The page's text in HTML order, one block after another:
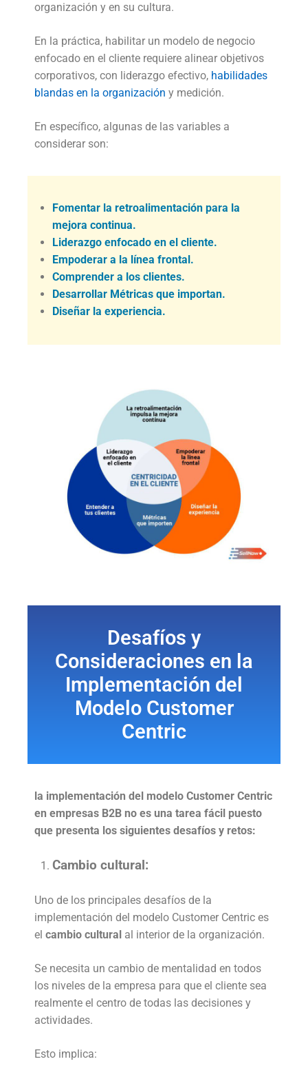
organización y en su cultura.
En la práctica, habilitar un modelo de negocio
enfocado en el cliente requiere alinear objetivos
corporativos, con liderazgo efectivo, habilidades
blandas en la organización y medición.
En específico, algunas de las variables a
considerar son:
Fomentar la retroalimentación para la
mejora continua.
Liderazgo enfocado en el cliente.
Empoderar a la línea frontal.
Comprender a los clientes.
Desarrollar Métricas que importan.
Diseñar la experiencia.
Desafíos y
Consideraciones en la
Implementación del
Modelo Customer
Centric
la implementación del modelo Customer Centric
en empresas B2B no es una tarea fácil puesto
que presenta los siguientes desafíos y retos:
Cambio cultural:
Uno de los principales desafíos de la
implementación del modelo Customer Centric es
el cambio cultural al interior de la organización.
Se necesita un cambio de mentalidad en todos
los niveles de la empresa para que el cliente sea
realmente el centro de todas las decisiones y
actividades.
Esto implica: